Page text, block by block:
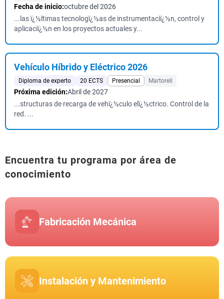
Fecha de inicio:octubre del 2026
...las ï¿½ltimas tecnologï¿½as de instrumentaciï¿½n, control y
aplicaciï¿½n en los proyectos actuales y...
Vehículo Híbrido y Eléctrico 2026
Diploma de experto 20 ECTS Presencial Martorell
Próxima edición:Abril de 2027
...structuras de recarga de vehï¿½culo elï¿½ctrico. Control de la
red. ...
Encuentra tu programa por área de
conocimiento
Fabricación Mecánica
Instalación y Mantenimiento